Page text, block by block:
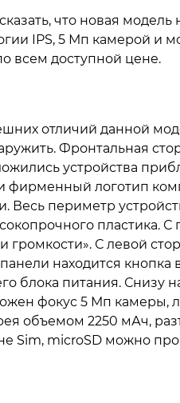
что новая
IPS, 5 Мп камерой и
всем доступной цене.
отличий данной
Фронтальная
устройства
фирменный логотип
Весь периметр
пластика.
громкости». С левой
находится
блока питания. Снизу
фокус 5 Мп камеры,
объемом 2250 мАч,
Sim, microSD можно